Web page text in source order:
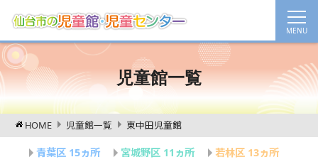
児童館一覧
HOME 児童館一覧 東中田児童館
青葉区 15ヵ所 宮城野区 11ヵ所
若林区 13ヵ所